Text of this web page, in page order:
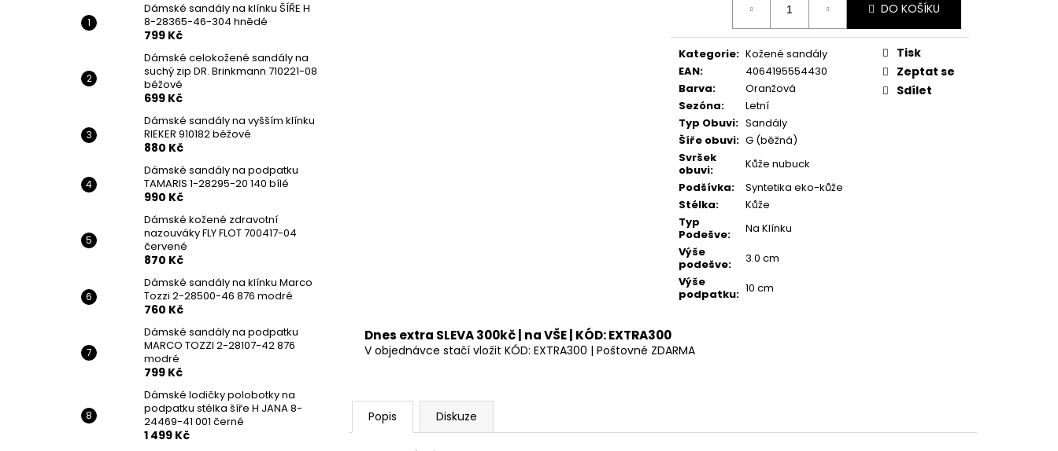
Dámské sandály na klínku ŠÍŘE H
8-28365-46-304 hnědé
799 Kč
Dámské celokožené sandály na
suchý zip DR. Brinkmann 710221-08
béžové
699 Kč
Dámské sandály na vyšším klínku
RIEKER 910182 béžové
880 Kč
Dámské sandály na podpatku
TAMARIS 1-28295-20 140 bílé
990 Kč
Dámské kožené zdravotní
nazouváky FLY FLOT 700417-04
červené
870 Kč
Dámské sandály na klínku Marco
Tozzi 2-28500-46 876 modré
760 Kč
Dámské sandály na podpatku
MARCO TOZZI 2-28107-42 876
modré
799 Kč
Dámské lodičky polobotky na
podpatku stélka šíře H JANA 8-
24469-41 001 černé
1 499 Kč
DO KOŠÍKU
Kategorie: Kožené sandály
EAN:
4064195554430
Barva:
Oranžová
Sezóna:
Letní
Typ Obuvi: Sandály
Šíře obuvi: G (běžná)
Svršek
obuvi:
Kůže nubuck
Podšívka:
Syntetika eko-kůže
Stélka:
Kůže
Typ
Podešve:
Na Klínku
Výše
podešve:
3.0 cm
Výše
podpatku: 10 cm
Tisk
Zeptat se
Sdílet
Dnes extra SLEVA 300kč | na VŠE | KÓD: EXTRA300
V objednávce stačí vložit KÓD: EXTRA300 | Poštovné ZDARMA
Popis Diskuze